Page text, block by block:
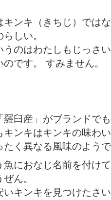
キンキ（きちじ）では
しい。
うのはわたしもじっさ
のです。 すみません。
羅臼産」がブランドで
キンキはキンキの味わ
たく異なる風味のよう
魚におなじ名前を付け
ん。
いキンキを見つけたさ